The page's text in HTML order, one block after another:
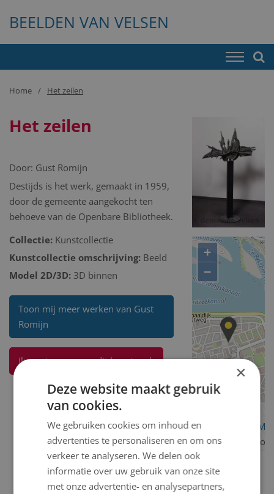
BEELDEN VAN VELSEN
Home Het zeilen
Het zeilen
Door: Gust Romijn
Destijds is het werk, gemaakt in 1959,
door de gemeente aangekocht ten
behoeve van de Openbare Bibliotheek.
Collectie: Kunstcollectie
Kunstcollectie omschrijving: Beeld
Model 2D/3D: 3D binnen
Toon mij meer werken van Gust
Romijn
Ik weet meer over dit kunstwerk
+
−
×
Deze website maakt gebruik
van cookies.
We gebruiken cookies om inhoud en
advertenties te personaliseren en om ons
verkeer te analyseren. We delen ook
informatie over uw gebruik van onze site
met onze advertentie- en analysepartners,